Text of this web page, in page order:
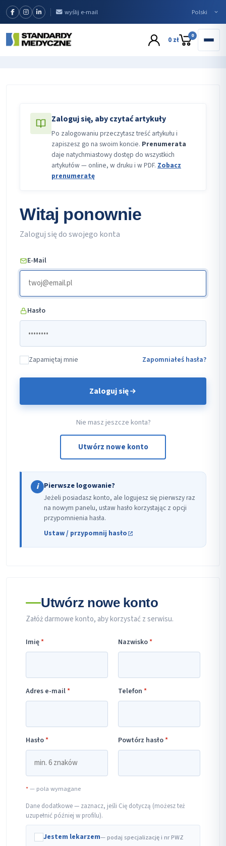
wyślij e-mail
0 zł 0
Zaloguj się, aby czytać artykuły
Po zalogowaniu przeczytasz treść artykułu i
zapiszesz go na swoim koncie. Prenumerata
daje natychmiastowy dostęp do wszystkich
artykułów — online, w druku i w PDF. Zobacz
prenumeratę
Witaj ponownie
Zaloguj się do swojego konta
E-Mail
Hasło
Zapamiętaj mnie Zapomniałeś hasła?
Zaloguj się
Nie masz jeszcze konta?
Utwórz nowe konto
i Pierwsze logowanie?
Jeżeli posiadasz konto, ale logujesz się pierwszy raz
na nowym panelu, ustaw hasło korzystając z opcji
przypomnienia hasła.
Ustaw / przypomnij hasło
Utwórz nowe konto
Załóż darmowe konto, aby korzystać z serwisu.
Imię* Nazwisko*
Adres e-mail* Telefon *
Hasło* Powtórz hasło*
*— pola wymagane
Dane dodatkowe — zaznacz, jeśli Cię dotyczą (możesz też
uzupełnić później w profilu).
Jestem lekarzem— podaj specjalizację i nr PWZ